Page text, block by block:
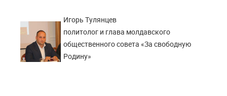
Игорь Тулянцев
политолог и глава молдавского
общественного совета «За свободную
Родину»